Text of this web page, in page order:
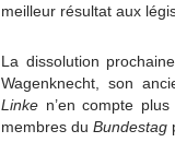
meilleur résultat aux
La dissolution
Wagenknecht, son
Linke n’en compte
membres duBundestag